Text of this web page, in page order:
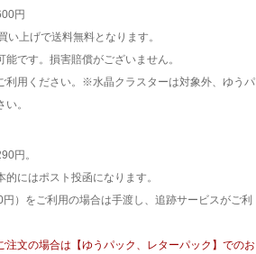
円
い上げで送料無料となります。
能です。損害賠償がございません。
利用ください。※水晶クラスターは対象外、ゆうパ
。
円。
的にはポスト投函になります。
）をご利用の場合は手渡し、追跡サービスがご利
注文の場合は【ゆうパック、レターパック】でのお